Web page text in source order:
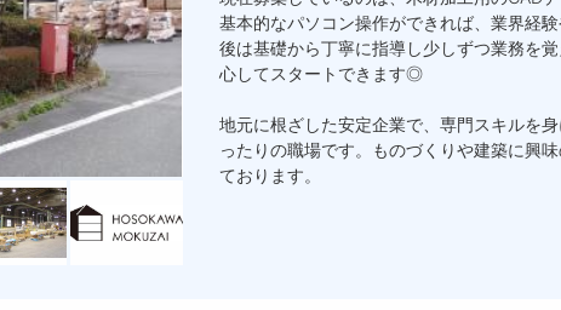
基本的なパソコン操作ができれば、業界経
後は基礎から丁寧に指導し少しずつ業務を
心してスタートできます◎
地元に根ざした安定企業で、専門スキルを
ったりの職場です。ものづくりや建築に興
ております。